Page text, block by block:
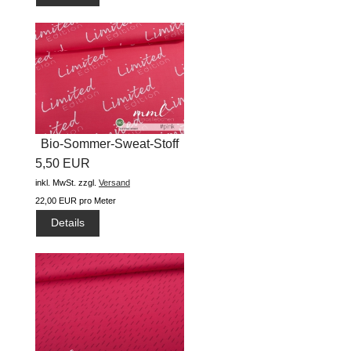
Bio-Sommer-Sweat-Stoff
"Limited...
5,50 EUR
inkl. MwSt. zzgl. Versand
22,00 EUR pro Meter
Details